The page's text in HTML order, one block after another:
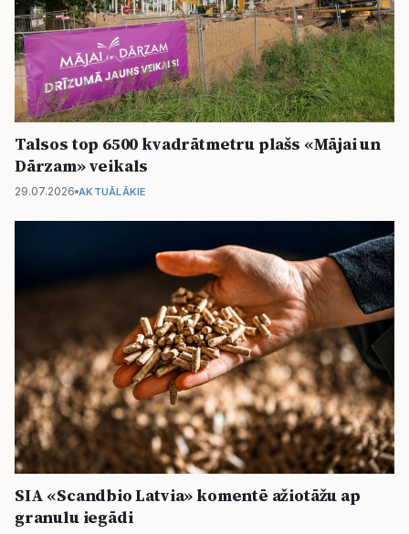
Talsos top 6500 kvadrātmetru plašs «Mājai un
Dārzam» veikals
29.07.2026 AKTUĀLĀKIE
SIA «Scandbio Latvia» komentē ažiotāžu ap
granulu iegādi